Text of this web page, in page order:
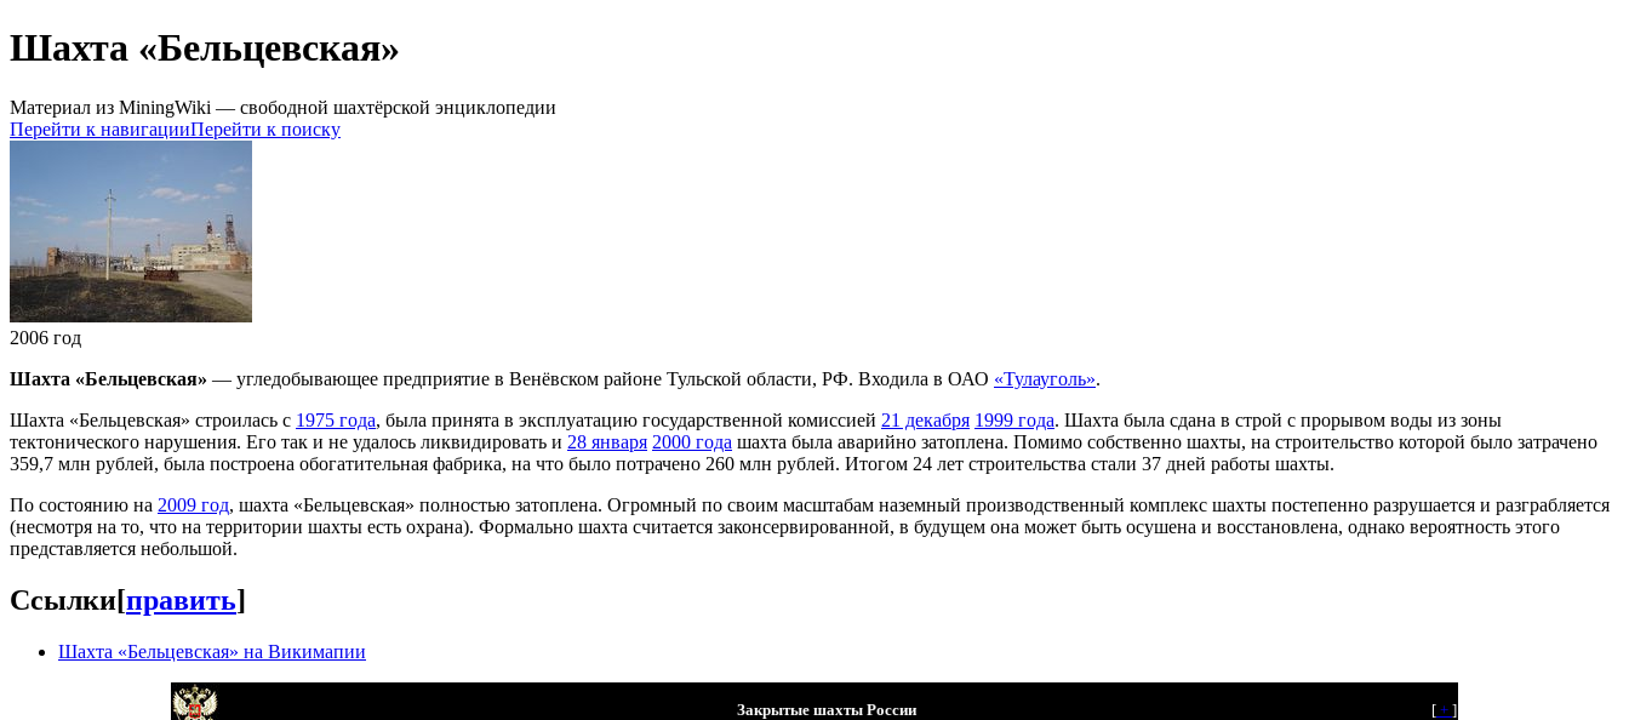
Шахта «Бельцевская»
Материал из MiningWiki — свободной шахтёрской энциклопедии
Перейти к навигацииПерейти к поиску
2006 год
Шахта «Бельцевская» — угледобывающее предприятие в Венёвском районе Тульской области, РФ. Входила в ОАО «Тулауголь».
Шахта «Бельцевская» строилась с 1975 года, была принята в эксплуатацию государственной комиссией 21 декабря 1999 года. Шахта была сдана в строй с прорывом воды из зоны
тектонического нарушения. Его так и не удалось ликвидировать и 28 января 2000 года шахта была аварийно затоплена. Помимо собственно шахты, на строительство которой было затрачено
359,7 млн рублей, была построена обогатительная фабрика, на что было потрачено 260 млн рублей. Итогом 24 лет строительства стали 37 дней работы шахты.
По состоянию на 2009 год, шахта «Бельцевская» полностью затоплена. Огромный по своим масштабам наземный производственный комплекс шахты постепенно разрушается и разграбляется
(несмотря на то, что на территории шахты есть охрана). Формально шахта считается законсервированной, в будущем она может быть осушена и восстановлена, однако вероятность этого
представляется небольшой.
Ссылки[править]
Шахта «Бельцевская» на Викимапии
[ + ]
Закрытые шахты России